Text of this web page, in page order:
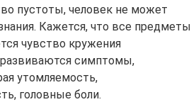
пустоты, человек не может
Кажется, что все предметы
чувство кружения
симптомы,
утомляемость,
головные боли.